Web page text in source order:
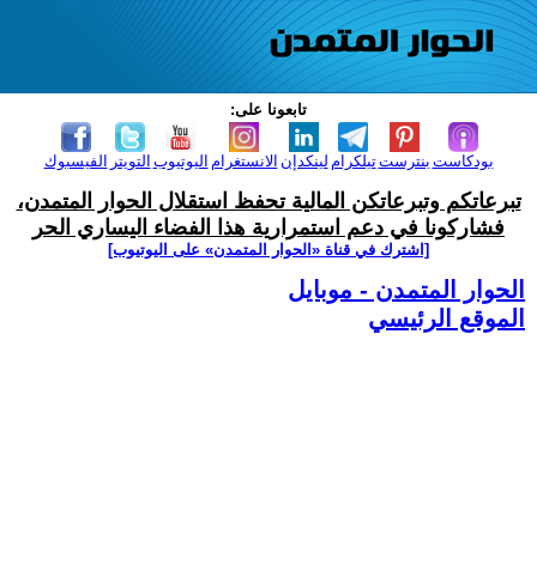
تابعونا على:
الفيسبوك التويتر اليوتيوب الانستغرام لينكدإن تيلكرامبنترست بودكاست
تبرعاتكم وتبرعاتكن المالية تحفظ استقلال الحوار المتمدن،
فشاركونا في دعم استمرارية هذا الفضاء اليساري الحر
[اشترك في قناة ‫«الحوار المتمدن» على اليوتيوب]
الحوار المتمدن - موبايل
الموقع الرئيسي